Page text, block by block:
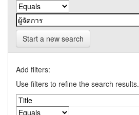
Start a new search
Add filters:
Use filters to refine the search results.